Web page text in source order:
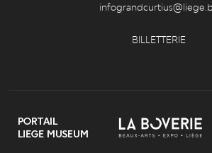
BILLETTERIE